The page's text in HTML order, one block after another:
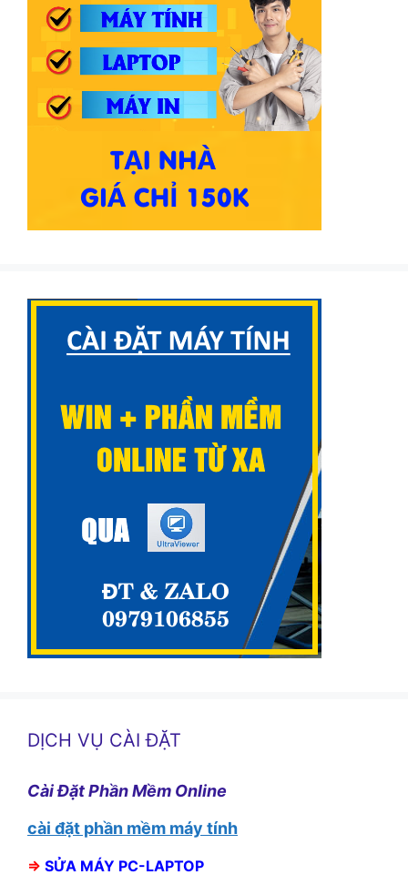
DỊCH VỤ CÀI ĐẶT
Cài Đặt Phần Mềm Online
cài đặt phần mềm máy tính
⇒ SỬA MÁY PC-LAPTOP